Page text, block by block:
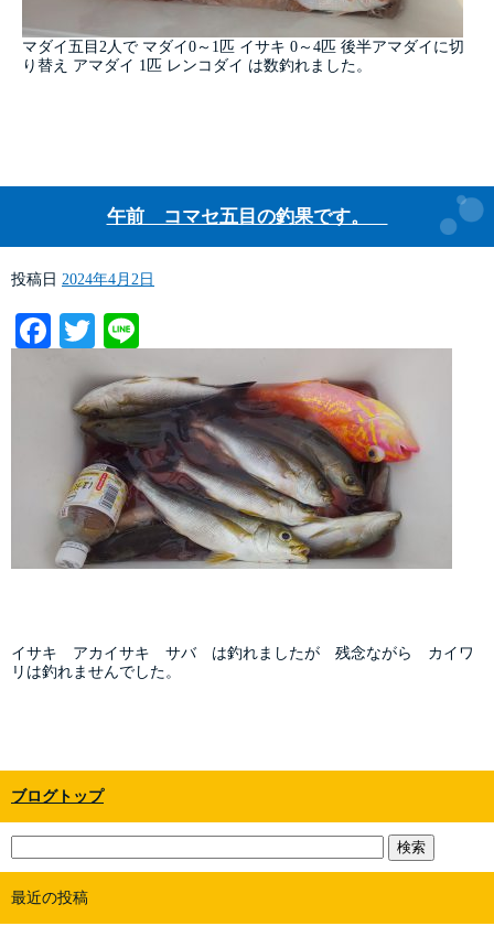
マダイ五目2人で マダイ0～1匹 イサキ 0～4匹 後半アマダイに切
り替え アマダイ 1匹 レンコダイ は数釣れました。
午前 コマセ五目の釣果です。
投稿日 2024年4月2日
Facebook
Twitter
イサキ アカイサキ サバ は釣れましたが 残念ながら カイワ
リは釣れませんでした。
ブログトップ
最近の投稿